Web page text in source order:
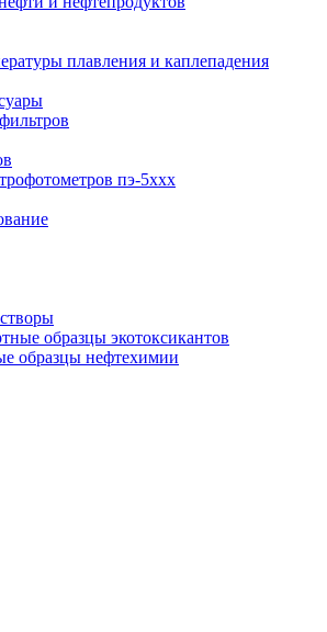
плавления и каплепадения
пэ-5ххх
образцы экотоксикантов
образцы нефтехимии